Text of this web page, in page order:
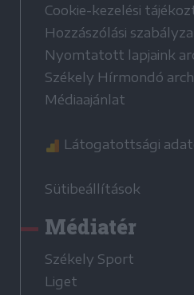
Cookie-kezelési
Hozzászólási
Nyomtatott lapjaink
Székely Hírmondó
Médiaajánlat
Látogatottsági
Sütibeállítások
Médiatér
Székely Sport
Liget